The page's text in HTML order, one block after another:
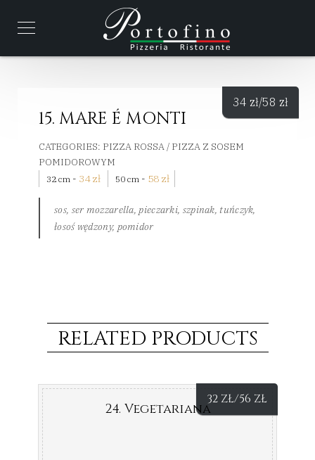
15. MARE É MONTI
CATEGORIES: PIZZA ROSSA / PIZZA Z SOSEM
POMIDOROWYM
32 cm - 34zł 50 cm - 58 zł
sos, ser mozzarella, pieczarki, szpinak, tuńczyk,
łosoś wędzony, pomidor
34 zł/58 zł
RELATED PRODUCTS
32 ZŁ/56 ZŁ
24. Vegetariana